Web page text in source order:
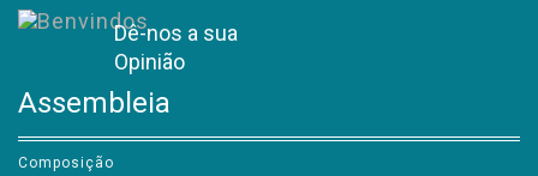
Dê-nos a sua
Opinião
Assembleia
Composição